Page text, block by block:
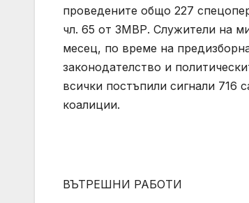
проведените общо 227
чл. 65 от ЗМВР. Служители на
месец, по време на
законодателство и
всички постъпили сигнали 716
коалиции.
ВЪТРЕШНИ РАБОТИ